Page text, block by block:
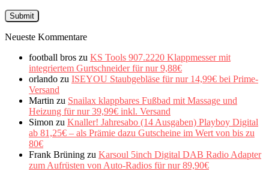
Neueste Kommentare
football bros zu KS Tools 907.2220 Klappmesser mit
integriertem Gurtschneider für nur 9,88€
orlando zu ISEYOU Staubgebläse für nur 14,99€ bei Prime-
Versand
Martin zu Snailax klappbares Fußbad mit Massage und
Heizung für nur 39,99€ inkl. Versand
Simon zu Knaller! Jahresabo (14 Ausgaben) Playboy Digital
ab 81,25€ – als Prämie dazu Gutscheine im Wert von bis zu
80€
Frank Brüning zu Karsoul 5inch Digital DAB Radio Adapter
zum Aufrüsten von Auto-Radios für nur 89,90€